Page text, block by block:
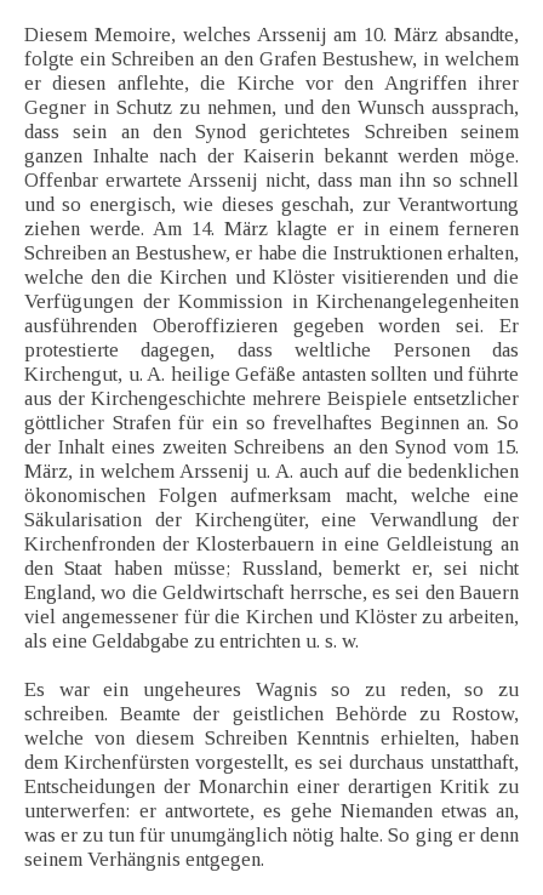
Diesem Memoire, welches Arssenij am 10. März absandte,
folgte ein Schreiben an den Grafen Bestushew, in welchem
er diesen anflehte, die Kirche vor den Angriffen ihrer
Gegner in Schutz zu nehmen, und den Wunsch aussprach,
dass sein an den Synod gerichtetes Schreiben seinem
ganzen Inhalte nach der Kaiserin bekannt werden möge.
Offenbar erwartete Arssenij nicht, dass man ihn so schnell
und so energisch, wie dieses geschah, zur Verantwortung
ziehen werde. Am 14. März klagte er in einem ferneren
Schreiben an Bestushew, er habe die Instruktionen erhalten,
welche den die Kirchen und Klöster visitierenden und die
Verfügungen der Kommission in Kirchenangelegenheiten
ausführenden Oberoffizieren gegeben worden sei. Er
protestierte dagegen, dass weltliche Personen das
Kirchengut, u. A. heilige Gefäße antasten sollten und führte
aus der Kirchengeschichte mehrere Beispiele entsetzlicher
göttlicher Strafen für ein so frevelhaftes Beginnen an. So
der Inhalt eines zweiten Schreibens an den Synod vom 15.
März, in welchem Arssenij u. A. auch auf die bedenklichen
ökonomischen Folgen aufmerksam macht, welche eine
Säkularisation der Kirchengüter, eine Verwandlung der
Kirchenfronden der Klosterbauern in eine Geldleistung an
den Staat haben müsse; Russland, bemerkt er, sei nicht
England, wo die Geldwirtschaft herrsche, es sei den Bauern
viel angemessener für die Kirchen und Klöster zu arbeiten,
als eine Geldabgabe zu entrichten u. s. w.
Es war ein ungeheures Wagnis so zu reden, so zu
schreiben. Beamte der geistlichen Behörde zu Rostow,
welche von diesem Schreiben Kenntnis erhielten, haben
dem Kirchenfürsten vorgestellt, es sei durchaus unstatthaft,
Entscheidungen der Monarchin einer derartigen Kritik zu
unterwerfen: er antwortete, es gehe Niemanden etwas an,
was er zu tun für unumgänglich nötig halte. So ging er denn
seinem Verhängnis entgegen.